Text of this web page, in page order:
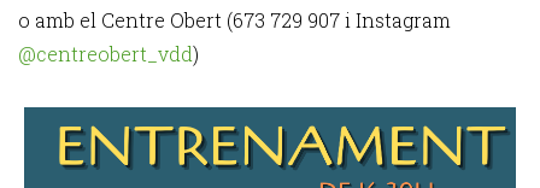
o amb el Centre Obert (673 729 907 i Instagram
@centreobert_vdd)